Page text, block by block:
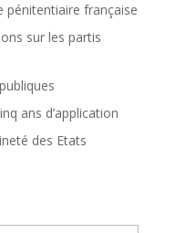
pénitentiaire française
sur les partis
ans d’application
des Etats